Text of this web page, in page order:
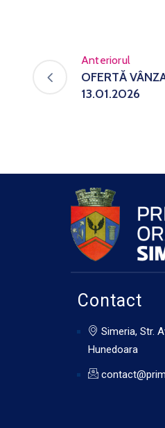
Anteriorul
OFERTĂ
13.01.2026
Contact
Simeria, Str.
Hunedoara